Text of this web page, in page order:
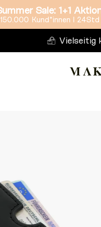
Sale: 1+1
Kund*innen l 24Std
Vielseitig